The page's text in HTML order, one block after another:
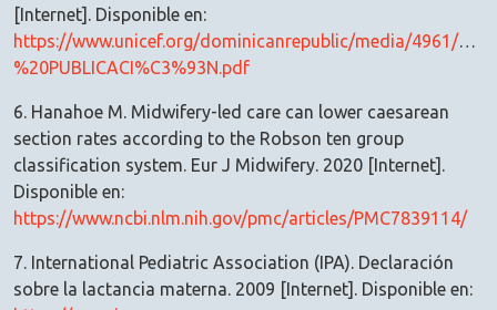
[Internet]. Disponible en:
https://www.unicef.org/dominicanrepublic/media/4961/file/
%20PUBLICACI%C3%93N.pdf
6. Hanahoe M. Midwifery-led care can lower caesarean
section rates according to the Robson ten group
classification system. Eur J Midwifery. 2020 [Internet].
Disponible en:
https://www.ncbi.nlm.nih.gov/pmc/articles/PMC7839114/
7. International Pediatric Association (IPA). Declaración
sobre la lactancia materna. 2009 [Internet]. Disponible en: